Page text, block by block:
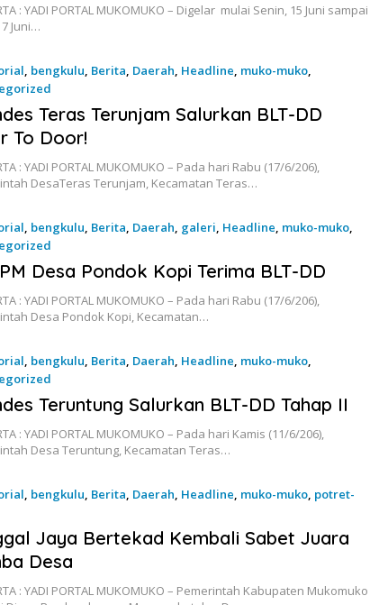
: YADI PORTAL MUKOMUKO – Digelar mulai Senin, 15 Juni sampai
Juni…
, bengkulu, Berita, Daerah, Headline, muko-muko,
2026 Teras Terunjam Salurkan BLT-DD
To Door!
: YADI PORTAL MUKOMUKO – Pada hari Rabu (17/6/206),
DesaTeras Terunjam, Kecamatan Teras…
, bengkulu, Berita, Daerah, galeri, Headline, muko-muko,
2026 Desa Pondok Kopi Terima BLT-DD
: YADI PORTAL MUKOMUKO – Pada hari Rabu (17/6/206),
Desa Pondok Kopi, Kecamatan…
, bengkulu, Berita, Daerah, Headline, muko-muko,
2026 Teruntung Salurkan BLT-DD Tahap II
: YADI PORTAL MUKOMUKO – Pada hari Kamis (11/6/206),
Desa Teruntung, Kecamatan Teras…
, bengkulu, Berita, Daerah, Headline, muko-muko, potret-
Jaya Bertekad Kembali Sabet Juara
Desa
: YADI PORTAL MUKOMUKO – Pemerintah Kabupaten Mukomuko